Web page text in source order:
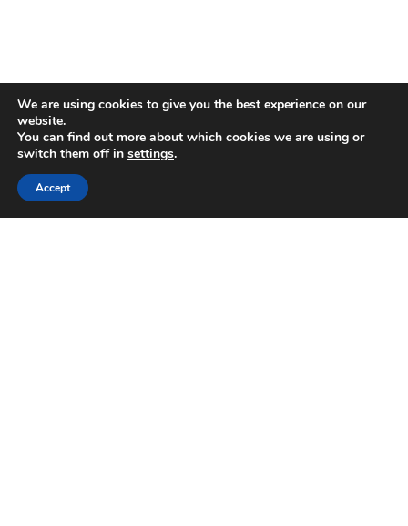
We are using cookies to give you the best experience on our
website.
You can find out more about which cookies we are using or
switch them off in settings.
Accept